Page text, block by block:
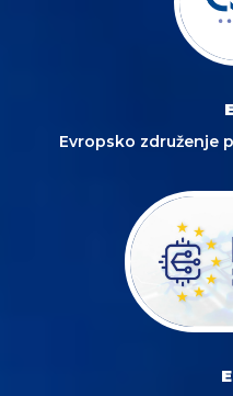
Evropsko združenje